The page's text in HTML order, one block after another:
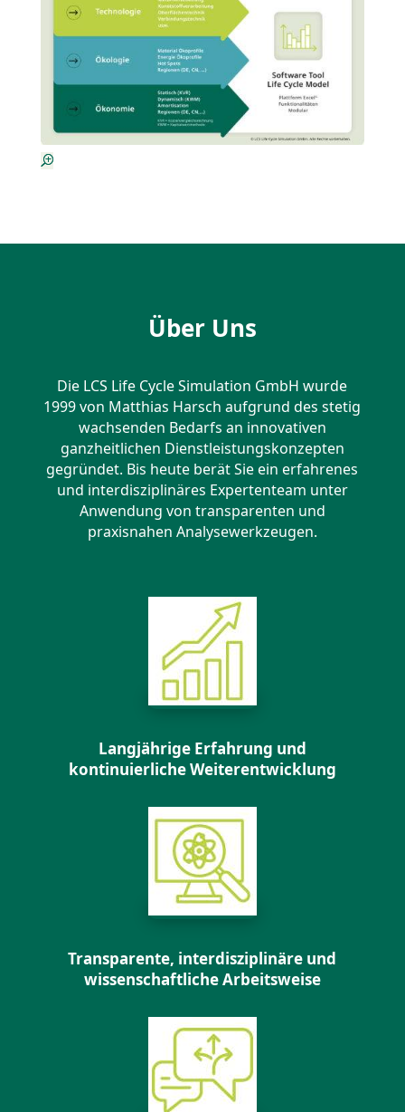
Über Uns
Die LCS Life Cycle Simulation GmbH wurde
1999 von Matthias Harsch aufgrund des stetig
wachsenden Bedarfs an innovativen
ganzheitlichen Dienstleistungskonzepten
gegründet. Bis heute berät Sie ein erfahrenes
und interdisziplinäres Expertenteam unter
Anwendung von transparenten und
praxisnahen Analysewerkzeugen.
Langjährige Erfahrung und
kontinuierliche Weiterentwicklung
Transparente, interdisziplinäre und
wissenschaftliche Arbeitsweise